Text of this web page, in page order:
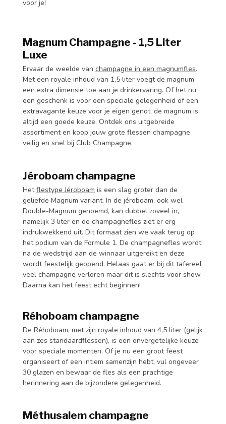
voor je!
Magnum Champagne - 1,5 Liter
Luxe
Ervaar de weelde van champagne in een magnumfles.
Met een royale inhoud van 1,5 liter voegt de magnum
een extra dimensie toe aan je drinkervaring. Of het nu
een geschenk is voor een speciale gelegenheid of een
extravagante keuze voor je eigen genot, de magnum is
altijd een goede keuze. Ontdek ons uitgebreide
assortiment en koop jouw grote flessen champagne
veilig en snel bij Club Champagne.
Jéroboam champagne
Hetflestype Jéroboam is een slag groter dan de
geliefde Magnum variant. In de jéroboam, ook wel
Double-Magnum genoemd, kan dubbel zoveel in,
namelijk 3 liter en de champagnefles ziet er erg
indrukwekkend uit. Dit formaat zien we vaak terug op
het podium van de Formule 1. De champagnefles wordt
na de wedstrijd aan de winnaar uitgereikt en deze
wordt feestelijk geopend. Helaas gaat er bij dit tafereel
veel champagne verloren maar dit is slechts voor show.
Daarna kan het feest echt beginnen!
Réhoboam champagne
De Réhoboam, met zijn royale inhoud van 4,5 liter (gelijk
aan zes standaardflessen), is een onvergetelijke keuze
voor speciale momenten. Of je nu een groot feest
organiseert of een intiem samenzijn hebt, vul ongeveer
30 glazen en bewaar de fles als een prachtige
herinnering aan de bijzondere gelegenheid.
Méthusalem champagne